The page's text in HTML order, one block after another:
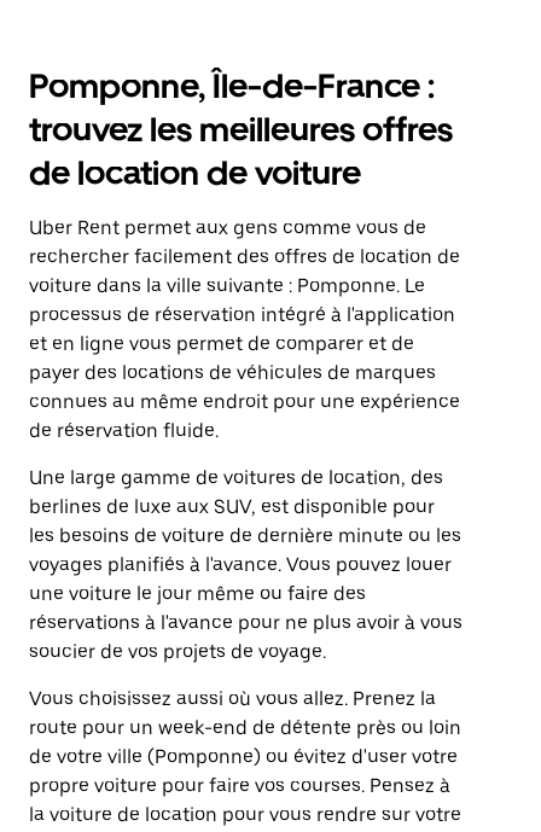
Pomponne, Île-de-France :
trouvez les meilleures offres
de location de voiture
Uber Rent permet aux gens comme vous de
rechercher facilement des offres de location de
voiture dans la ville suivante : Pomponne. Le
processus de réservation intégré à l'application
et en ligne vous permet de comparer et de
payer des locations de véhicules de marques
connues au même endroit pour une expérience
de réservation fluide.
Une large gamme de voitures de location, des
berlines de luxe aux SUV, est disponible pour
les besoins de voiture de dernière minute ou les
voyages planifiés à l'avance. Vous pouvez louer
une voiture le jour même ou faire des
réservations à l'avance pour ne plus avoir à vous
soucier de vos projets de voyage.
Vous choisissez aussi où vous allez. Prenez la
route pour un week-end de détente près ou loin
de votre ville (Pomponne) ou évitez d'user votre
propre voiture pour faire vos courses. Pensez à
la voiture de location pour vous rendre sur votre